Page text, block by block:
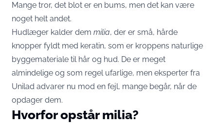
Mange tror, det blot er en bums, men det kan være
noget helt andet.
Hudlæger kalder dem milia, der er små, hårde
knopper fyldt med keratin, som er kroppens naturlige
byggemateriale til hår og hud. De er meget
almindelige og som regel ufarlige, men eksperter fra
Unilad advarer nu mod en fejl, mange begår, når de
opdager dem.
Hvorfor opstår milia?